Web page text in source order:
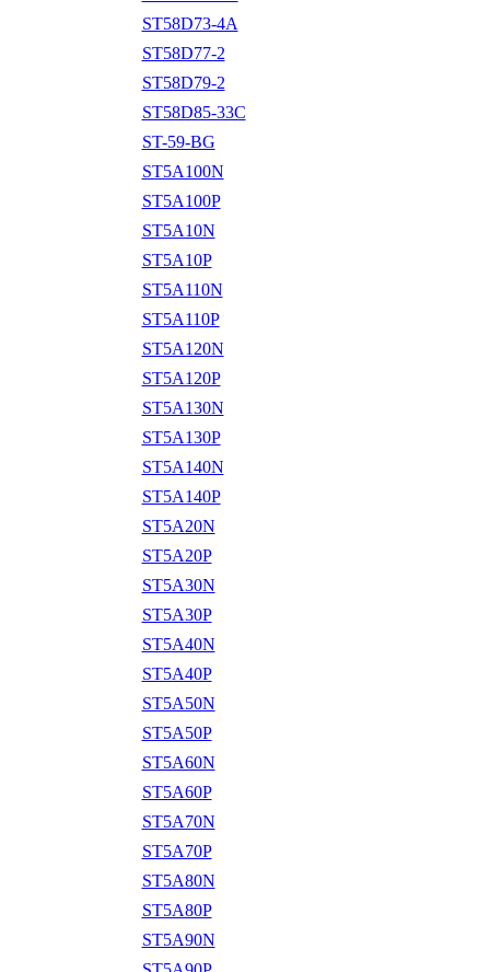
ST58D73-4A
ST58D77-2
ST58D79-2
ST58D85-33C
ST-59-BG
ST5A100N
ST5A100P
ST5A10N
ST5A10P
ST5A110N
ST5A110P
ST5A120N
ST5A120P
ST5A130N
ST5A130P
ST5A140N
ST5A140P
ST5A20N
ST5A20P
ST5A30N
ST5A30P
ST5A40N
ST5A40P
ST5A50N
ST5A50P
ST5A60N
ST5A60P
ST5A70N
ST5A70P
ST5A80N
ST5A80P
ST5A90N